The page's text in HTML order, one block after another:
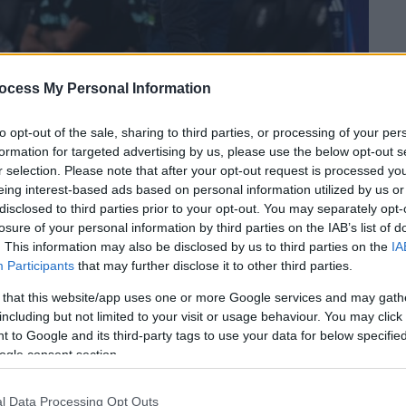
My Personal Information
opt-out of the sale, sharing to third parties, or processing of your
for targeted advertising by us, please use the below opt-out
selection. Please note that after your opt-out request is processed
interest-based ads based on personal information utilized by us
to third parties prior to your opt-out. You may separately
of your personal information by third parties on the IAB’s list of
This information may also be disclosed by us to third parties on the
Participants that may further disclose it to other third parties.
that this website/app uses one or more Google services and may
but not limited to your visit or usage behaviour. You may
to Google and its third-party tags to use your data for below
consent section.
Data Processing Opt Outs
το ΕΘΝΟΣ στη Google
τουισπανικού Super Cup, που ήρθε σε
Μερένχες, έφερε το πρόωρο τέλος στη
Αλόνσο...